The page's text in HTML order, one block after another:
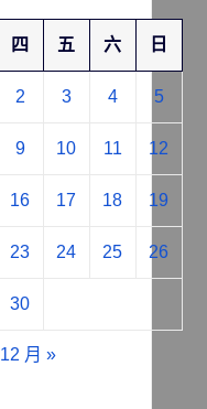
四 五 六 日
2 3 4 5
9 10 11 12
16 17 18 19
23 24 25 26
30
12 月 »